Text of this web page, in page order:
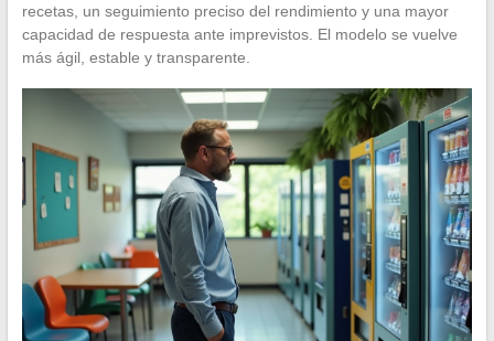
recetas, un seguimiento preciso del rendimiento y una mayor
capacidad de respuesta ante imprevistos. El modelo se vuelve
más ágil, estable y transparente.